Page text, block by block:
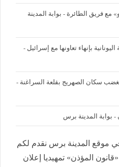
مع فريق الطائرة - بوابة المدينة
بإنهاء تعاونها مع إسرائيل -
سكان الصهريج بقلعة السراغنة -
بوابة المدينة برس
موقع المدينة برس نقدم لكم
المؤذن» تمهيديا إعلان